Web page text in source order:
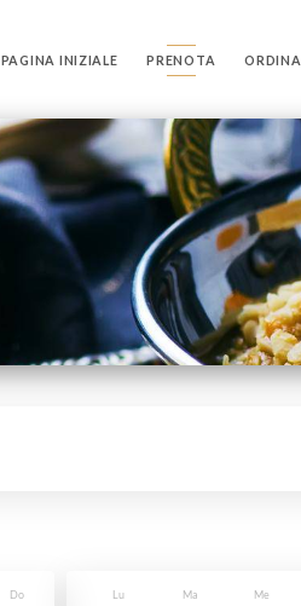
PAGINA INIZIALE PRENOTA ORDINA